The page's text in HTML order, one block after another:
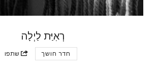
רְאִיַּת לַיְלָה
חדר חושך שתפו